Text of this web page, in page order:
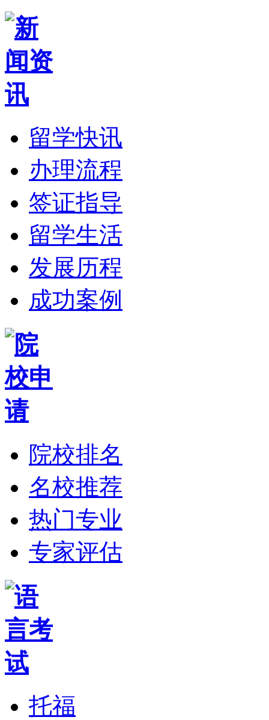
留学快讯
办理流程
签证指导
留学生活
发展历程
成功案例
院校排名
名校推荐
热门专业
专家评估
托福